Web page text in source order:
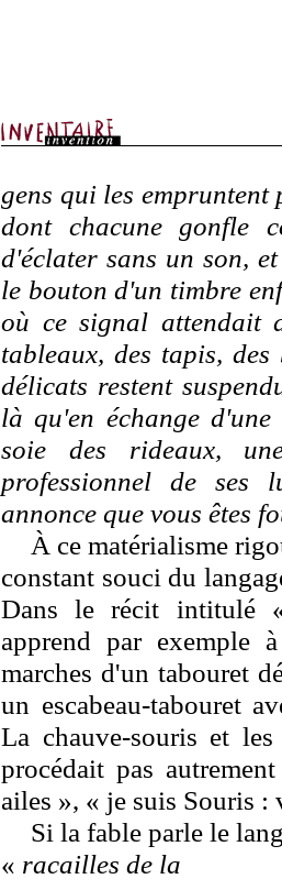
gens qui les empruntent
dont chacune gonfle
d'éclater sans un son,
le bouton d'un timbre
où ce signal attendait
tableaux, des tapis, des
délicats restent
là qu'en échange d'une
soie des rideaux,
professionnel de ses
annonce que vous êtes
À ce matérialisme
constant souci du
Dans le récit
apprend par exemple
marches d'un tabouret
un escabeau-tabouret
La chauve-souris et
procédait pas
ailes », « je suis Souris :
Si la fable parle le
« racailles de la